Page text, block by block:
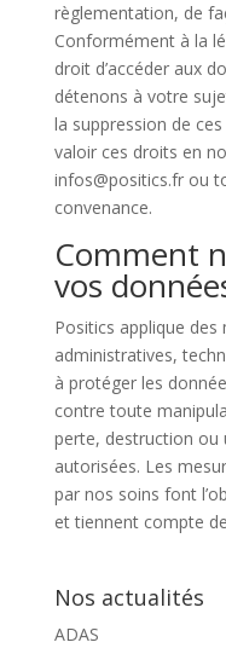
règlementation, de
Conformément à la
droit d’accéder aux
détenons à votre
la suppression de
valoir ces droits en
infos@positics.fr ou
convenance.
Comment
vos
Positics applique des
administratives,
à protéger les
contre toute
perte, destruction ou
autorisées. Les
par nos soins font
et tiennent compte
Nos actualités
ADAS